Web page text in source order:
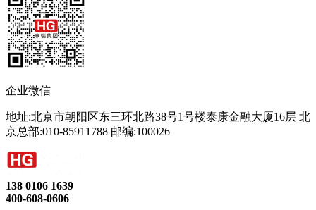
企业微信
地址:北京市朝阳区东三环北路38号1号楼泰康金融大厦16层 北
京总部:010-85911788 邮编:100026
138 0106 1639
400-608-0606